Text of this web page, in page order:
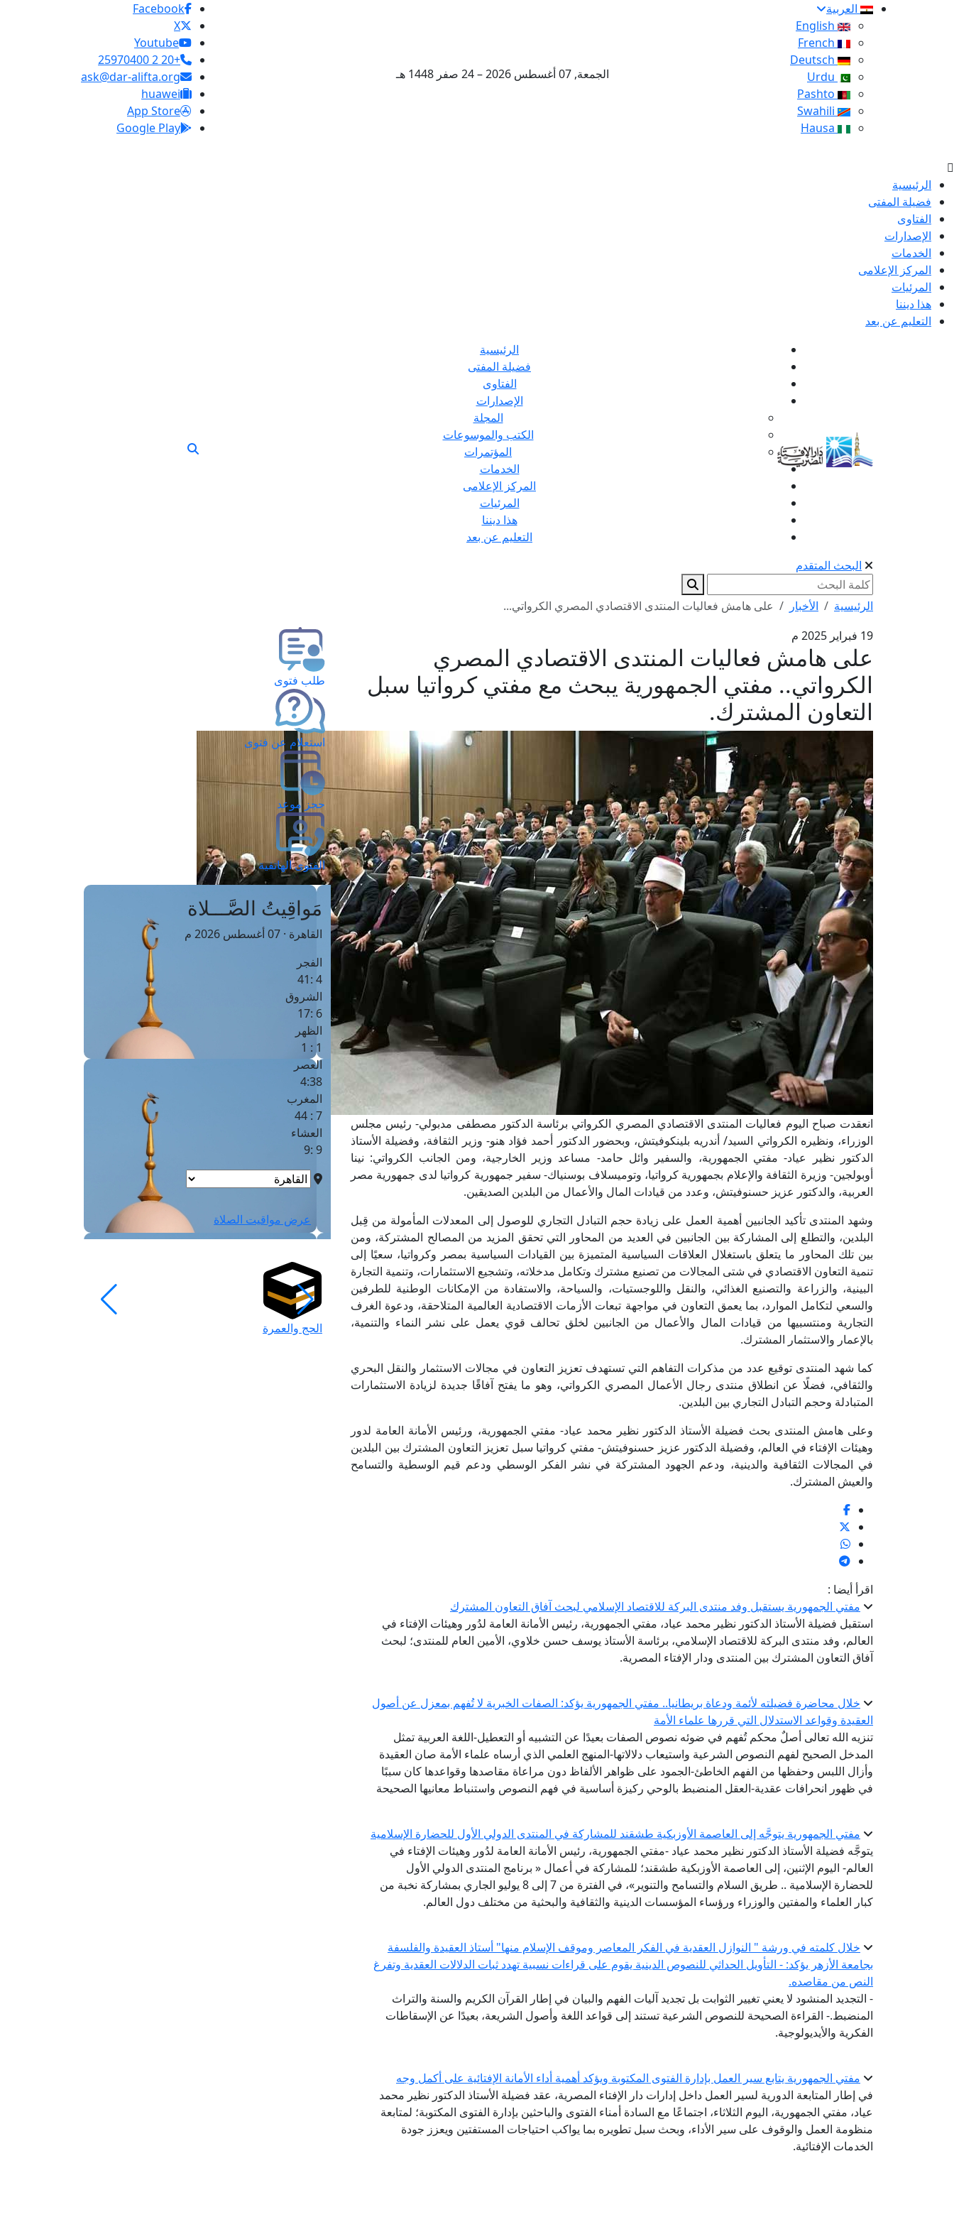
العربية
الجمعة, 07 أغسطس 2026 – 24 صفر 1448 هـ
Facebook
X
Youtube
+20 2 25970400
ask@dar-alifta.org
huawei
App Store
Google Play
الرئيسية
فضيلة المفتى
الفتاوى
الإصدارات
الخدمات
المركز الإعلامى
المرئيات
هذا ديننا
التعليم عن بعد
الرئيسية
فضيلة المفتى
الفتاوى
الإصدارات
المجلة
الكتب والموسوعات
المؤتمرات
الخدمات
المركز الإعلامى
المرئيات
هذا ديننا
التعليم عن بعد
البحث المتقدم
الرئيسية الأخبار
على هامش فعاليات المنتدى الاقتصادي المصري الكرواتي...
19 فبراير 2025 م
على هامش فعاليات المنتدى الاقتصادي المصري
الكرواتي.. مفتي الجمهورية يبحث مع مفتي كرواتيا سبل
التعاون المشترك.
انعقدت صباح اليوم فعاليات المنتدى الاقتصادي المصري الكرواتي برئاسة الدكتور مصطفى مدبولي- رئيس مجلس
الوزراء، ونظيره الكرواتي السيد/ أندريه بلينكوفيتش، وبحضور الدكتور أحمد فؤاد هنو- وزير الثقافة، وفضيلة الأستاذ
الدكتور نظير عياد- مفتي الجمهورية، والسفير وائل حامد- مساعد وزير الخارجية، ومن الجانب الكرواتي: نينا
أوبولجين- وزيرة الثقافة والإعلام بجمهورية كرواتيا، وتوميسلاف بوسنياك- سفير جمهورية كرواتيا لدى جمهورية مصر
العربية، والدكتور عزيز حسنوفيتش، وعدد من قيادات المال والأعمال من البلدين الصديقين.
وشهد المنتدى تأكيد الجانبين أهمية العمل على زيادة حجم التبادل التجاري للوصول إلى المعدلات المأمولة من قِبل
البلدين، والتطلع إلى المشاركة بين الجانبين في العديد من المحاور التي تحقق المزيد من المصالح المشتركة، ومن
بين تلك المحاور ما يتعلق باستغلال العلاقات السياسية المتميزة بين القيادات السياسية بمصر وكرواتيا، سعيًا إلى
تنمية التعاون الاقتصادي في شتى المجالات من تصنيع مشترك وتكامل مدخلاته، وتشجيع الاستثمارات، وتنمية التجارة
البينية، والزراعة والتصنيع الغذائي، والنقل واللوجستيات، والسياحة، والاستفادة من الإمكانات الوطنية للطرفين
والسعي لتكامل الموارد، بما يعمق التعاون في مواجهة تبعات الأزمات الاقتصادية العالمية المتلاحقة، ودعوة الغرف
التجارية ومنتسبيها من قيادات المال والأعمال من الجانبين لخلق تحالف قوي يعمل على نشر النماء والتنمية،
بالإعمار والاستثمار المشترك.
كما شهد المنتدى توقيع عدد من مذكرات التفاهم التي تستهدف تعزيز التعاون في مجالات الاستثمار والنقل البحري
والثقافي، فضلًا عن انطلاق منتدى رجال الأعمال المصري الكرواتي، وهو ما يفتح آفاقًا جديدة لزيادة الاستثمارات
المتبادلة وحجم التبادل التجاري بين البلدين.
وعلى هامش المنتدى بحث فضيلة الأستاذ الدكتور نظير محمد عياد- مفتي الجمهورية، ورئيس الأمانة العامة لدور
وهيئات الإفتاء في العالم، وفضيلة الدكتور عزيز حسنوفيتش- مفتي كرواتيا سبل تعزيز التعاون المشترك بين البلدين
في المجالات الثقافية والدينية، ودعم الجهود المشتركة في نشر الفكر الوسطي ودعم قيم الوسطية والتسامح
والعيش المشترك.
اقرأ أيضا :
مفتي الجمهورية يستقبل وفد منتدى البركة للاقتصاد الإسلامي لبحث آفاق التعاون المشترك
استقبل فضيلة الأستاذ الدكتور نظير محمد عياد، مفتي الجمهورية، رئيس الأمانة العامة لدُور وهيئات الإفتاء في
العالم، وفد منتدى البركة للاقتصاد الإسلامي، برئاسة الأستاذ يوسف حسن خلاوي، الأمين العام للمنتدى؛ لبحث
آفاق التعاون المشترك بين المنتدى ودار الإفتاء المصرية.
خلال محاضرة فضيلته لأئمة ودعاة بريطانيا.. مفتي الجمهورية يؤكد: الصفات الخبرية لا تُفهم بمعزل عن أصول
العقيدة وقواعد الاستدلال التي قررها علماء الأمة
تنزيه الله تعالى أصلٌ محكم تُفهم في ضوئه نصوص الصفات بعيدًا عن التشبيه أو التعطيل-اللغة العربية تمثل
المدخل الصحيح لفهم النصوص الشرعية واستيعاب دلالاتها-المنهج العلمي الذي أرساه علماء الأمة صان العقيدة
وأزال اللبس وحفظها من الفهم الخاطئ-الجمود على ظواهر الألفاظ دون مراعاة مقاصدها وقواعدها كان سببًا
في ظهور انحرافات عقدية-العقل المنضبط بالوحي ركيزة أساسية في فهم النصوص واستنباط معانيها الصحيحة
مفتي الجمهورية يتوجَّه إلى العاصمة الأوزبكية طشقند للمشاركة في المنتدى الدولي الأول للحضارة الإسلامية
يتوجَّه فضيلة الأستاذ الدكتور نظير محمد عياد -مفتي الجمهورية، رئيس الأمانة العامة لدُور وهيئات الإفتاء في
العالم- اليوم الإثنين، إلى العاصمة الأوزبكية طشقند؛ للمشاركة في أعمال « برنامج المنتدى الدولي الأول
للحضارة الإسلامية .. طريق السلام والتسامح والتنوير»، في الفترة من 7 إلى 8 يوليو الجاري بمشاركة نخبة من
كبار العلماء والمفتين والوزراء ورؤساء المؤسسات الدينية والثقافية والبحثية من مختلف دول العالم.
خلال كلمته في ورشة " النوازل العقدية في الفكر المعاصر وموقف الإسلام منها" أستاذ العقيدة والفلسفة
بجامعة الأزهر يؤكد: - التأويل الحداثي للنصوص الدينية يقوم على قراءات نسبية تهدد ثبات الدلالات العقدية وتفرغ
النص من مقاصده.
- التجديد المنشود لا يعني تغيير الثوابت بل تجديد آليات الفهم والبيان في إطار القرآن الكريم والسنة والتراث
المنضبط.- القراءة الصحيحة للنصوص الشرعية تستند إلى قواعد اللغة وأصول الشريعة، بعيدًا عن الإسقاطات
الفكرية والأيديولوجية.
مفتي الجمهورية يتابع سير العمل بإدارة الفتوى المكتوبة ويؤكد أهمية أداء الأمانة الإفتائية على أكمل وجه
في إطار المتابعة الدورية لسير العمل داخل إدارات دار الإفتاء المصرية، عقد فضيلة الأستاذ الدكتور نظير محمد
عياد، مفتي الجمهورية، اليوم الثلاثاء، اجتماعًا مع السادة أمناء الفتوى والباحثين بإدارة الفتوى المكتوبة؛ لمتابعة
منظومة العمل والوقوف على سير الأداء، وبحث سبل تطويره بما يواكب احتياجات المستفتين ويعزز جودة
الخدمات الإفتائية.
طلب فتوى
استعلام عن فتوى
حجز موعد
الفتوى الهاتفية
مَواقِيتُ الصَّـــلاة
القاهرة · 07 أغسطس 2026 م
الفجر
4 :41
الشروق
6 :17
الظهر
1 : 1
العصر
4:38
المغرب
7 : 44
العشاء
9 :9
عرض مواقيت الصلاة
الحج والعمرة